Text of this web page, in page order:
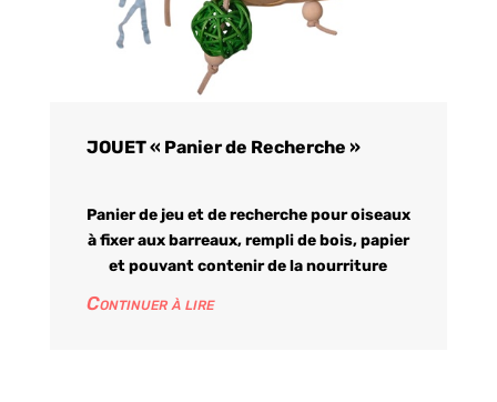
JOUET « Panier de Recherche »
Panier de jeu et de recherche pour oiseaux
à fixer aux barreaux, rempli de bois, papier
et pouvant contenir de la nourriture
Continuer à lire